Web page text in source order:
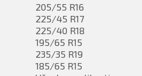
205/55 R16
225/45 R17
225/40 R18
195/65 R15
235/35 R19
185/65 R15